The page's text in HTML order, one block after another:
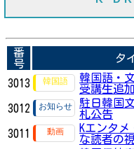
番
号
タ
3013
韓国語・
受講生追
3012
駐日韓国
札公告
3011
Kエンタ
な読者の